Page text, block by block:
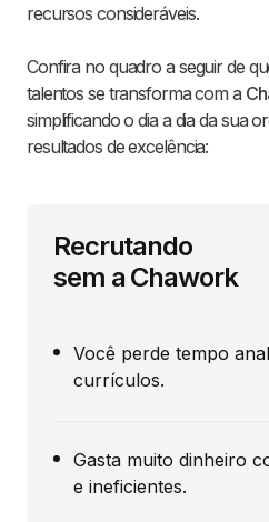
recursos consideráveis.
Confira no quadro a seguir de
talentos se transforma com a
simplificando o dia a dia da sua
resultados de excelência:
Recrutando
sem a Chawork
Você perde tempo
currículos.
Gasta muito dinheiro
e ineficientes.